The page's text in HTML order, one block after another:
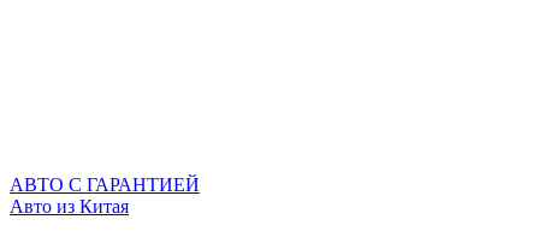
АВТО С ГАРАНТИЕЙ
Авто из Китая